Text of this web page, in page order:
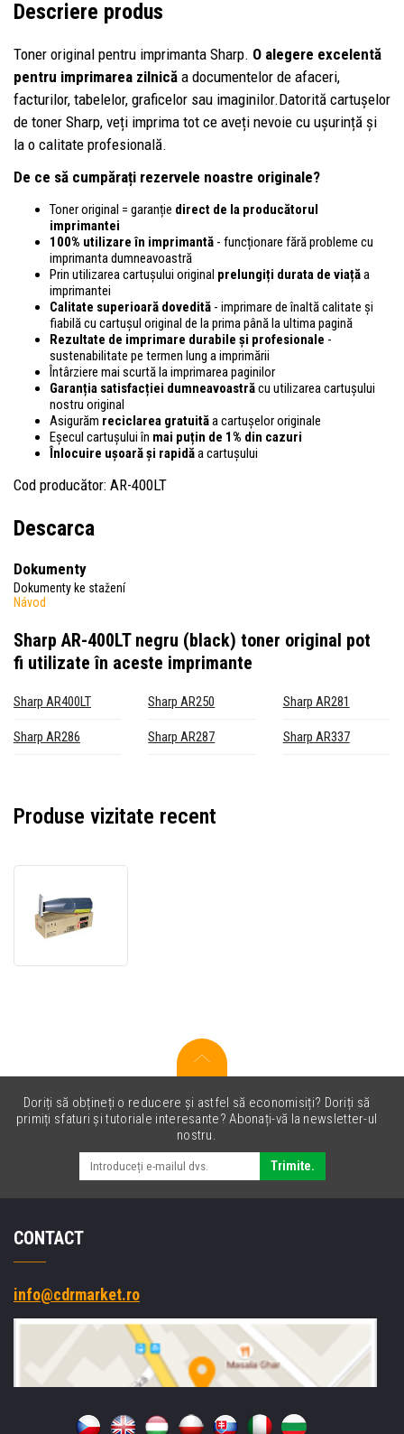
Descriere produs
Toner original pentru imprimanta Sharp. O alegere excelentă
pentru imprimarea zilnică a documentelor de afaceri,
facturilor, tabelelor, graficelor sau imaginilor.Datorită cartușelor
de toner Sharp, veți imprima tot ce aveți nevoie cu ușurință și
la o calitate profesională.
De ce să cumpărați rezervele noastre originale?
Toner original = garanție direct de la producătorul
imprimantei
100% utilizare în imprimantă - funcționare fără probleme cu
imprimanta dumneavoastră
Prin utilizarea cartușului original prelungiți durata de viațăa
imprimantei
Calitate superioară dovedită - imprimare de înaltă calitate și
fiabilă cu cartușul original de la prima până la ultima pagină
Rezultate de imprimare durabile și profesionale -
sustenabilitate pe termen lung a imprimării
Întârziere mai scurtă la imprimarea paginilor
Garanția satisfacției dumneavoastrăcu utilizarea cartușului
nostru original
Asigurăm reciclarea gratuităa cartușelor originale
Eșecul cartușului în mai puțin de 1% din cazuri
Înlocuire ușoară și rapidăa cartușului
Cod producător: AR-400LT
Descarca
Dokumenty
Dokumenty ke stažení
Návod
Sharp AR-400LT negru (black) toner original pot
fi utilizate în aceste imprimante
Sharp AR400LT Sharp AR250 Sharp AR281
Sharp AR286 Sharp AR287 Sharp AR337
Produse vizitate recent
(black)
Doriți să obțineți o reducere și astfel să economisiți? Doriți să
primiți sfaturi și tutoriale interesante? Abonați-vă la newsletter-ul
nostru.
Trimite.
CONTACT
info@cdrmarket.ro